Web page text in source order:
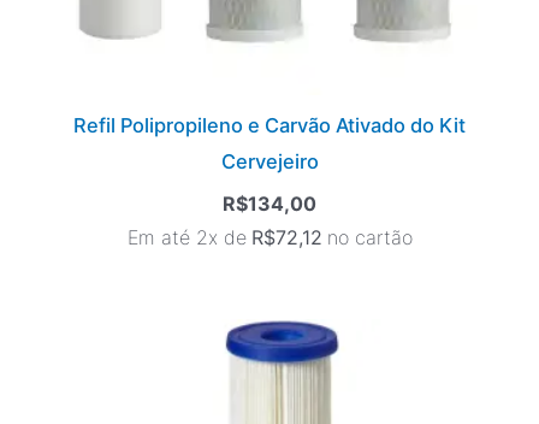
Refil Polipropileno e Carvão Ativado do Kit
Cervejeiro
R$134,00
Em até 2x de R$72,12 no cartão